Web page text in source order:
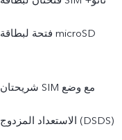
فتحة لبطاقة microSD
شريحتان SIM مع وضع
الاستعداد المزدوج (DSDS)